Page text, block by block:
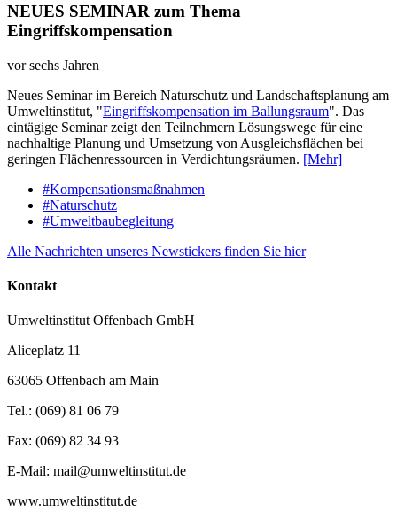
NEUES SEMINAR zum Thema
Eingriffskompensation
vor sechs Jahren
Neues Seminar im Bereich Naturschutz und Landschaftsplanung am
Umweltinstitut, "Eingriffskompensation im Ballungsraum". Das
eintägige Seminar zeigt den Teilnehmern Lösungswege für eine
nachhaltige Planung und Umsetzung von Ausgleichsflächen bei
geringen Flächenressourcen in Verdichtungsräumen. [Mehr]
#Kompensationsmaßnahmen
#Naturschutz
#Umweltbaubegleitung
Alle Nachrichten unseres Newstickers finden Sie hier
Kontakt
Umweltinstitut Offenbach GmbH
Aliceplatz 11
63065 Offenbach am Main
Tel.: (069) 81 06 79
Fax: (069) 82 34 93
E-Mail: mail@umweltinstitut.de
www.umweltinstitut.de